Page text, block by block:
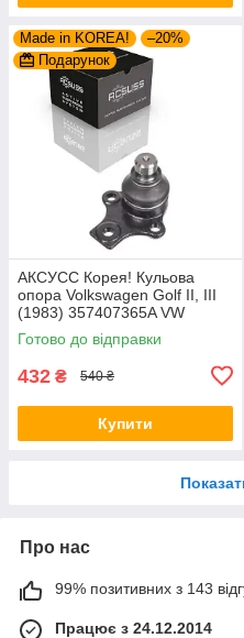
Made in KOREA!
–20%
Подарунок
AКСУСС Корея! Кульова
опора Volkswagen Golf II, III
(1983) 357407365A VW
Гольф II, III. Aксусс Корея -
Оригинал!
Готово до відправки
432 ₴ 540 ₴
Купити
Про нас
99% позитивних з 143
Працює з 24.12.2014